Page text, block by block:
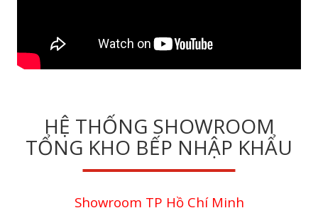
HỆ THỐNG SHOWROOM
TỔNG KHO BẾP NHẬP KHẨU
Showroom TP Hồ Chí Minh